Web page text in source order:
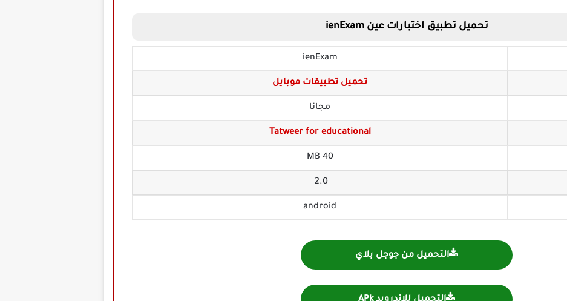
تحميل تطبيق اختبارات عين ienExam
ienExam
تحميل تطبيقات موبايل
مجانا
Tatweer for educational
40 MB
2.0
android
التحميل من جوجل بلاي